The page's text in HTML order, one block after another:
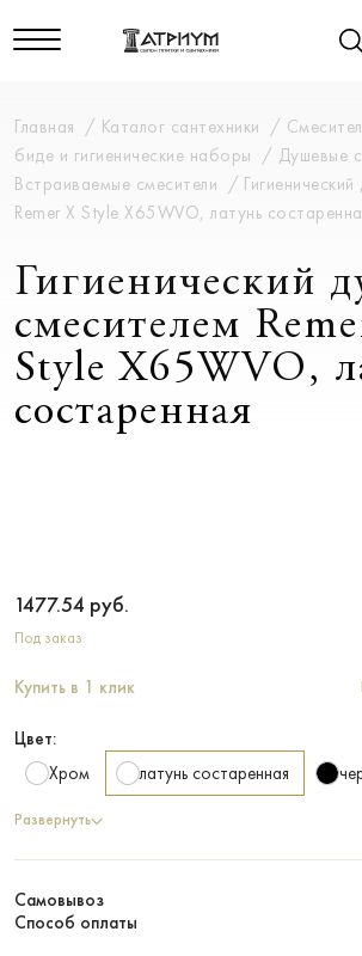
Главная Каталог сантехники
биде и гигиенические наборы
Душевые
Встраиваемые смесители
Remer X Style X65WVO, латунь
Гигиенический
смесителем
Style X65WVO,
состаренная
1477.54 руб.
Под заказ
Купить в 1 клик
Цвет:
Хром
латунь состаренная
Развернуть
Самовывоз
Способ оплаты